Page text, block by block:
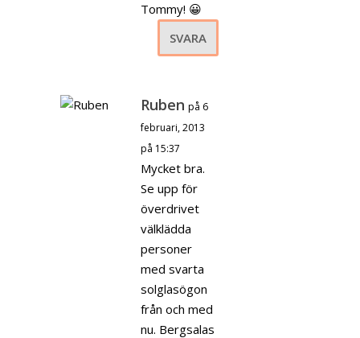
Tommy! 😀
SVARA
Ruben på 6
februari, 2013
på 15:37
Mycket bra.
Se upp för
överdrivet
välklädda
personer
med svarta
solglasögon
från och med
nu. Bergsalas